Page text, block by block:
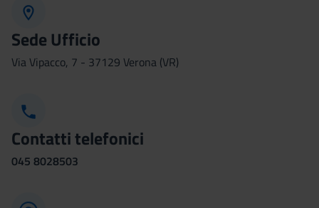
Sede Ufficio
Via Vipacco, 7 - 37129 Verona (VR)
Contatti telefonici
045 8028503